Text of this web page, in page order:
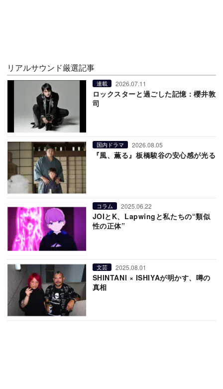
リアルサウンド厳選記事
連載 2026.07.11
ロックスターと過ごした記憶：櫻井敦
司
国内ドラマ 2026.08.05
『風、薫る』板橋駿谷の安心感が光る
コラム 2025.06.22
JOIとK、Lapwingと私たちの“類似
性の正体”
文芸 2025.08.01
SHINTANI × ISHIYAが明かす、噂の
真相